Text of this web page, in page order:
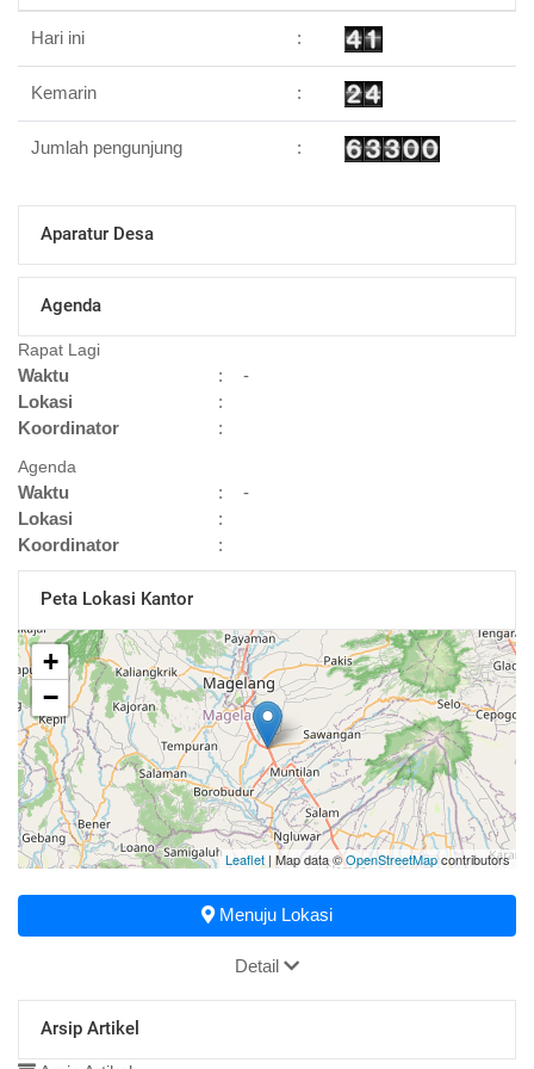
Hari ini :
Kemarin :
Jumlah pengunjung :
Aparatur Desa
Agenda
Rapat Lagi
Waktu :
-
Lokasi
:
Koordinator
:
Agenda
Waktu :
-
Lokasi
:
Koordinator
:
Peta Lokasi Kantor
+
−
Leaflet | Map data ©OpenStreetMapcontributors
Menuju Lokasi
Detail
Arsip Artikel